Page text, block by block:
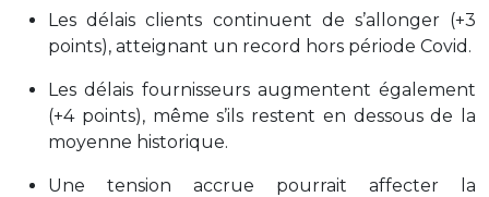
Les délais clients continuent de s’allonger (+3
points), atteignant un record hors période Covid.
Les délais fournisseurs augmentent également
(+4 points), même s’ils restent en dessous de la
moyenne historique.
Une tension accrue pourrait affecter la